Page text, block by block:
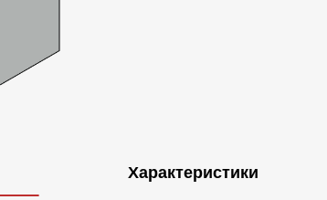
Характеристики